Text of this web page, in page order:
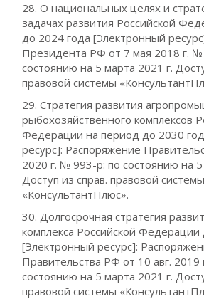
28. О национальных целях и
задачах развития Российской
до 2024 года [Электронный
Президента РФ от 7 мая 2018 г. №
состоянию на 5 марта 2021 г.
правовой системы
29. Стратегия развития
рыбохозяйственного комплексов
Федерации на период до 2030
ресурс]: Распоряжение
2020 г. № 993-р: по состоянию на 5
Доступ из справ. правовой системы
«КонсультантПлюс».
30. Долгосрочная стратегия
комплекса Российской Федерации
[Электронный ресурс]:
Правительства РФ от 10 авг.
состоянию на 5 марта 2021 г.
правовой системы